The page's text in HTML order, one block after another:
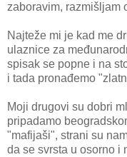
zaboravim, razmišljam
Najteže mi je kad me
ulaznice za
spisak se popne i na
i tada pronađemo
Moji drugovi su dobri
pripadamo
"mafijaši", strani su
da se svrsta u osorno i